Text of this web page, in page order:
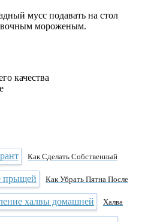
мусс подавать на стол
мороженым.
качества
Как Сделать Собственный
Как Убрать Пятна После
Халва